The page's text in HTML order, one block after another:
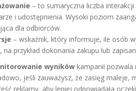
– to sumaryczna liczba
i udostępnienia. Wysoki poziom
dla odbiorców.
– wskaźnik, który informuje, ile osób
na przykład dokonania zakupu lub
wyników kampanii pozwala
jeśli zauważysz, że zasięg maleje,
reklamy, aby lepiej odpowiadała